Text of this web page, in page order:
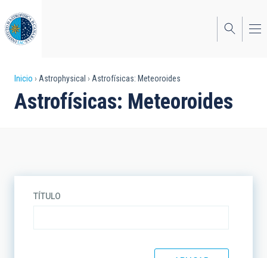
al
contenido
principal
Sobrescribir
enlaces
navegación
Inicio Astrophysical Astrofísicas: Meteoroides
Astrofísicas: Meteoroides
TÍTULO